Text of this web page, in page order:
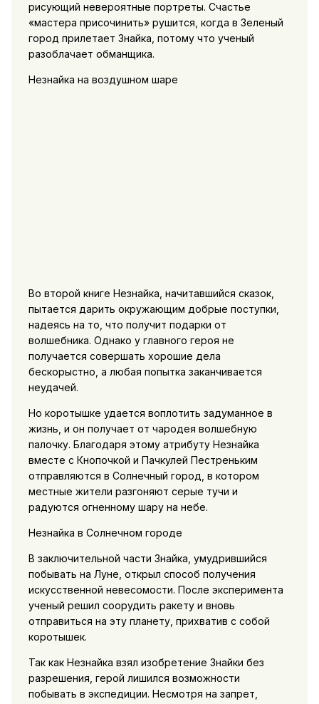
рисующий невероятные портреты. Счастье
«мастера присочинить» рушится, когда в Зеленый
город прилетает Знайка, потому что ученый
разоблачает обманщика.
Незнайка на воздушном шаре
Во второй книге Незнайка, начитавшийся сказок,
пытается дарить окружающим добрые поступки,
надеясь на то, что получит подарки от
волшебника. Однако у главного героя не
получается совершать хорошие дела
бескорыстно, а любая попытка заканчивается
неудачей.
Но коротышке удается воплотить задуманное в
жизнь, и он получает от чародея волшебную
палочку. Благодаря этому атрибуту Незнайка
вместе с Кнопочкой и Пачкулей Пестреньким
отправляются в Солнечный город, в котором
местные жители разгоняют серые тучи и
радуются огненному шару на небе.
Незнайка в Солнечном городе
В заключительной части Знайка, умудрившийся
побывать на Луне, открыл способ получения
искусственной невесомости. После эксперимента
ученый решил соорудить ракету и вновь
отправиться на эту планету, прихватив с собой
коротышек.
Так как Незнайка взял изобретение Знайки без
разрешения, герой лишился возможности
побывать в экспедиции. Несмотря на запрет,